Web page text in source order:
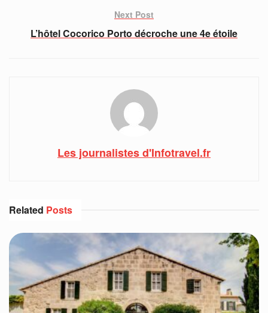
Next Post
L’hôtel Cocorico Porto décroche une 4e étoile
Les journalistes d'Infotravel.fr
Related Posts